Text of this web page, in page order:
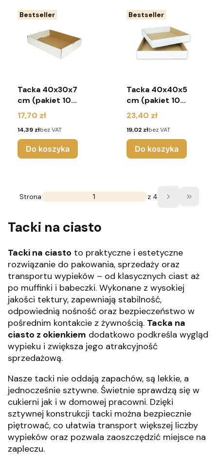
Bestseller
Tacka 40x30x7
cm (pakiet 10
sztuk)
Cena
17,70 zł
Cena
14,39 złbez VAT
Do koszyka
Bestseller
Tacka 40x40x5
cm (pakiet 10
sztuk)
Cena
23,40 zł
Cena
19,02 złbez VAT
Do koszyka
Strona z 4
Tacki na ciasto
Tacki na ciasto to praktyczne i estetyczne
rozwiązanie do pakowania, sprzedaży oraz
transportu wypieków – od klasycznych ciast aż
po muffinki i babeczki. Wykonane z wysokiej
jakości tektury, zapewniają stabilność,
odpowiednią nośność oraz bezpieczeństwo w
pośrednim kontakcie z żywnością. Tacka na
ciasto z okienkiem dodatkowo podkreśla wygląd
wypieku i zwiększa jego atrakcyjność
sprzedażową.
Nasze tacki nie oddają zapachów, są lekkie, a
jednocześnie sztywne. Świetnie sprawdzą się w
cukierni jak i w domowej pracowni. Dzięki
sztywnej konstrukcji tacki można bezpiecznie
piętrować, co ułatwia transport większej liczby
wypieków oraz pozwala zaoszczędzić miejsce na
zapleczu.